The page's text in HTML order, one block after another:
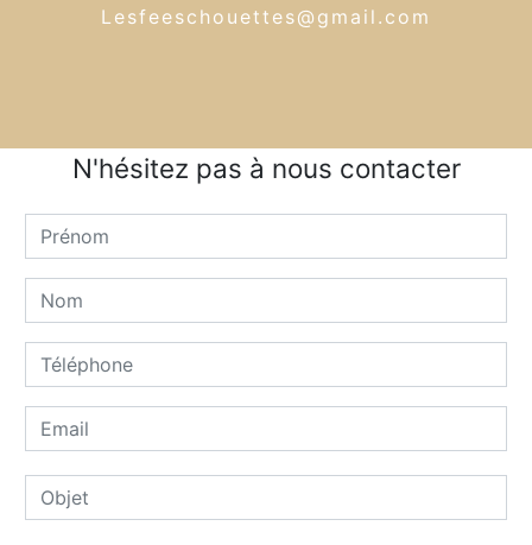
lesfeeschouettes@gmail.com
N'hésitez pas à nous contacter